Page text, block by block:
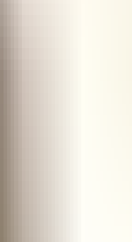
disponibles en Perú?
puede recurrir a las